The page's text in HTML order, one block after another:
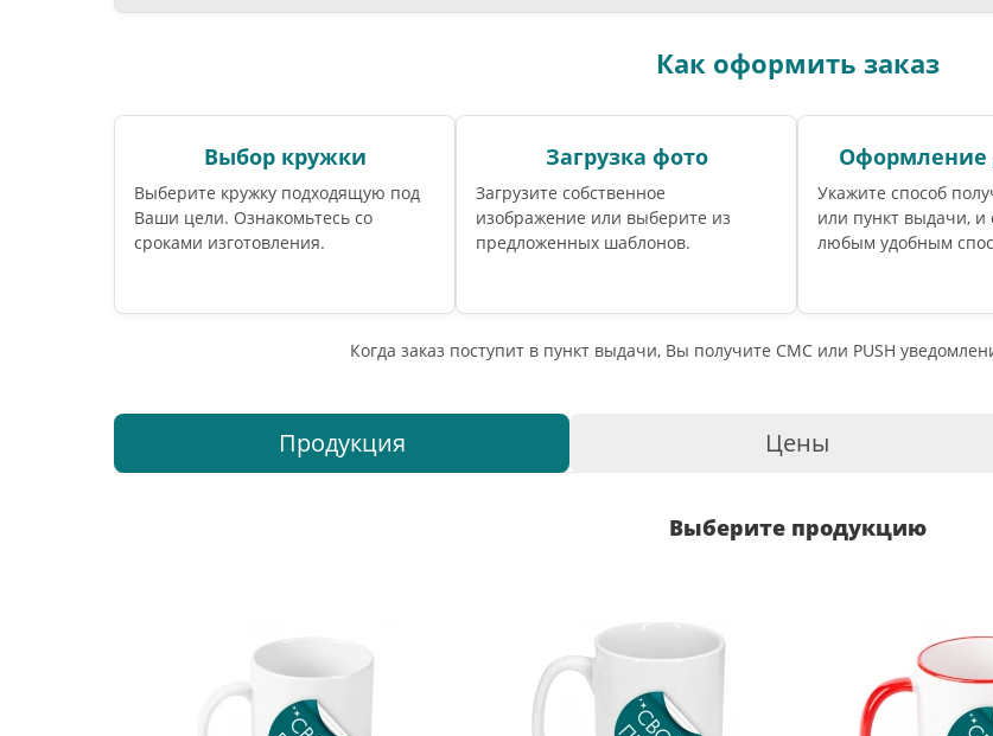
Как оформить заказ
Выбор кружки
Выберите кружку подходящую под
Ваши цели. Ознакомьтесь со
сроками изготовления.
Загрузка фото
Загрузите собственное
изображение или выберите из
предложенных шаблонов.
Оформление
Укажите способ
или пункт выдачи, и
любым удобным
Когда заказ поступит в пункт выдачи, Вы получите СМС или PUSH
Продукция Цены
Выберите продукцию